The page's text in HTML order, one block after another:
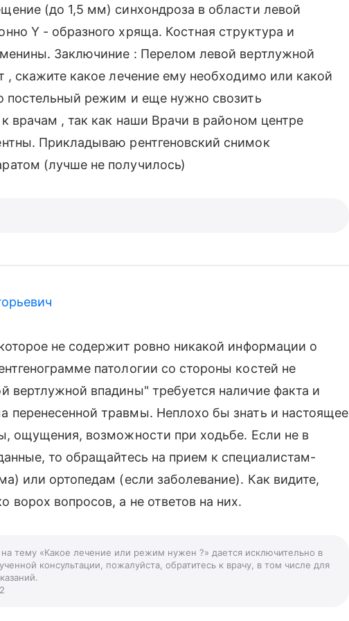
(до 1,5 мм) синхондроза в области левой
Y - образного хряща. Костная структура и
Заключиние : Перелом левой вертлужной
, скажите какое лечение ему необходимо или какой
постельный режим и еще нужно свозить
врачам , так как наши Врачи в районом центре
Прикладываю рентгеновский снимок
(лучше не получилось)
не содержит ровно никакой информации о
патологии со стороны костей не
вертлужной впадины" требуется наличие факта и
перенесенной травмы. Неплохо бы знать и настоящее
ощущения, возможности при ходьбе. Если не в
то обращайтесь на прием к специалистам-
или ортопедам (если заболевание). Как видите,
вопросов, а не ответов на них.
на тему «Какое лечение или режим нужен ?» дается исключительно в
консультации, пожалуйста, обратитесь к врачу, в том числе для